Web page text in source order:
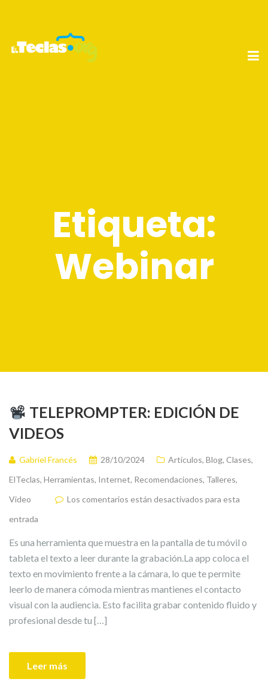
Etiqueta:
Webinar
TELEPROMPTER: EDICIÓN DE
VIDEOS
Gabriel Francés 28/10/2024 Artículos, Blog, Clases,
ElTeclas, Herramientas, Internet, Recomendaciones, Talleres,
Video
Los comentarios están desactivados para esta
entrada
Es una herramienta que muestra en la pantalla de tu móvil o
tableta el texto a leer durante la grabación.La app coloca el
texto en movimiento frente a la cámara, lo que te permite
leerlo de manera cómoda mientras mantienes el contacto
visual con la audiencia. Esto facilita grabar contenido fluido y
profesional desde tu […]
Leer más